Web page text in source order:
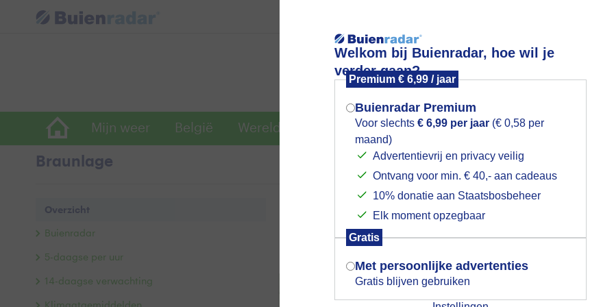
Welkom bij Buienradar, hoe wil je
verder gaan?
Premium € 6,99 / jaar
Buienradar Premium
Voor slechts € 6,99 per jaar (€ 0,58 per
maand)
Advertentievrij en privacy veilig
Ontvang voor min. € 40,- aan cadeaus
10% donatie aan Staatsbosbeheer
Elk moment opzegbaar
Gratis
Met persoonlijke advertenties
Gratis blijven gebruiken
Mijn weer België Wereldwijd Weerzine
Braunlage
Overzicht
Buienradar
5-daagse per uur
14-daagse verwachting
Mogen we je locatie gebruiken voor
het weer?
Indien je hier nog geen akkoord op hebt
gegeven, verschijnt er zo een pop-up uit
je browser waarin deze toestemming
gevraagd wordt.